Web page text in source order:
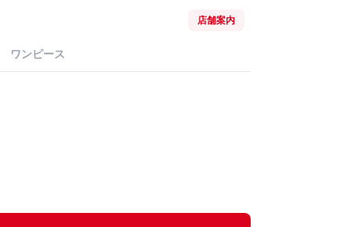
店舗案内
ワンピース